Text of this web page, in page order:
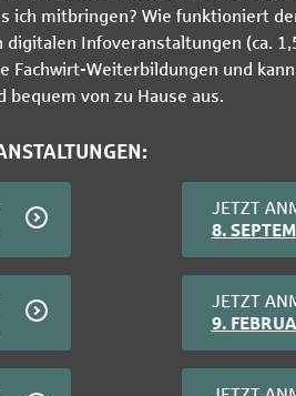
ich mitbringen? Wie funktioniert
Infoveranstaltungen (ca.
Fachwirt-Weiterbildungen und
bequem von zu Hause aus.
JETZT
8.
JETZT
9.